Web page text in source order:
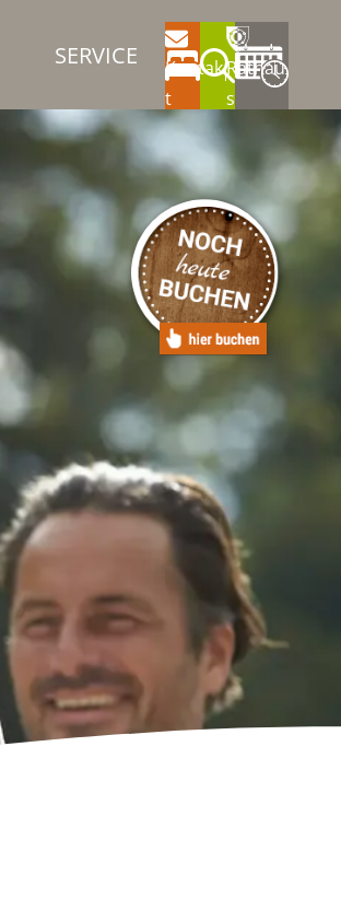
SERVICE
Kontak
t
Rathau
s